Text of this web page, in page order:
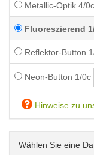
Metallic-Optik 4/0c
Fluoreszierend
Reflektor-Button
Neon-Button 1/0c
Hinweise zu
Wählen Sie eine